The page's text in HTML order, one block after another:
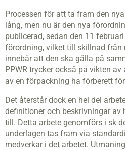
Processen för att ta fram den
lång, men nu är den nya
publicerad, sedan den 11
förordning, vilket till skillnad
innebär att den ska gälla på
PPWR trycker också på vikten
av en förpackning ha förberett
Det återstår dock en hel del
definitioner och beskrivningar av
till. Detta arbete genomförs i sk
underlagen tas fram via
medverkar i det arbetet.